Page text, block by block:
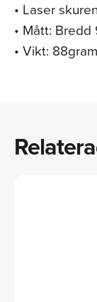
• Laser
• Mått: Bredd
• Vikt: 88gram